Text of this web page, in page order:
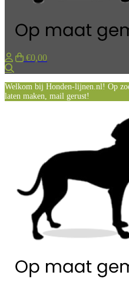
€0,00
Welkom bij Honden-lijnen.nl! Op
laten maken, mail gerust!